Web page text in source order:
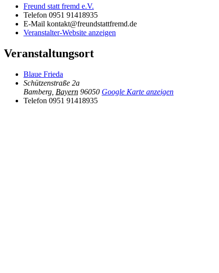
Freund statt fremd e.V.
Telefon 0951 91418935
E-Mail kontakt@freundstattfremd.de
Veranstalter-Website anzeigen
Veranstaltungsort
Blaue Frieda
Schützenstraße 2a
Bamberg Bayern 96050 Google Karte anzeigen
Telefon 0951 91418935